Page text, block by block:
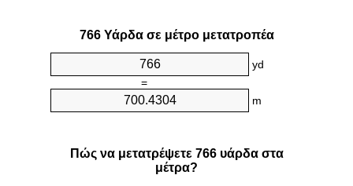
766 Υάρδα σε μέτρο μετατροπέα
yd
=
m
Πώς να μετατρέψετε 766 υάρδα στα
μέτρα?